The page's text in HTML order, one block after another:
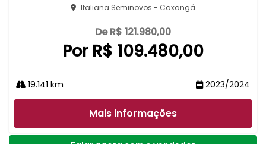
Italiana Seminovos - Caxangá
De R$ 121.980,00
Por R$ 109.480,00
19.141 km 2023/2024
Mais informações